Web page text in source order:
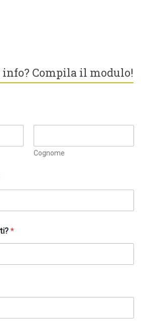
Compila il modulo!
Cognome
*